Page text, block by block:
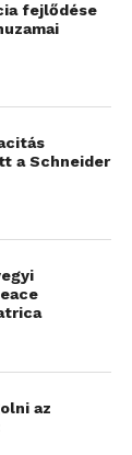
fejlődése
a Schneider
az